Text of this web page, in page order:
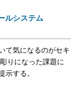
ルシステム
て気になるのがセキ
りになった課題に
示する。